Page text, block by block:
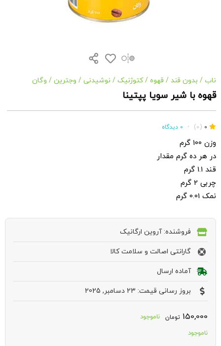
ناب / بدون قند / قهوه /کتوژنیک / نوشیدنی / وجترین / وگان
قهوه با شیر سویا پپتینا
0
(0)
• 0 دیدگاه
وزن 100 گرم
در هر ده گرم مقدار
قند 1.1 گرم
چربی 2 گرم
نمک 0.01 گرم
فروشنده: آروین ارگانیک
گارانتی اصالت و سلامت کالا
آماده ارسال
بروز رسانی قیمت: 23 دسامبر, 2025
150,000 تومان
ناموجود
ناموجود